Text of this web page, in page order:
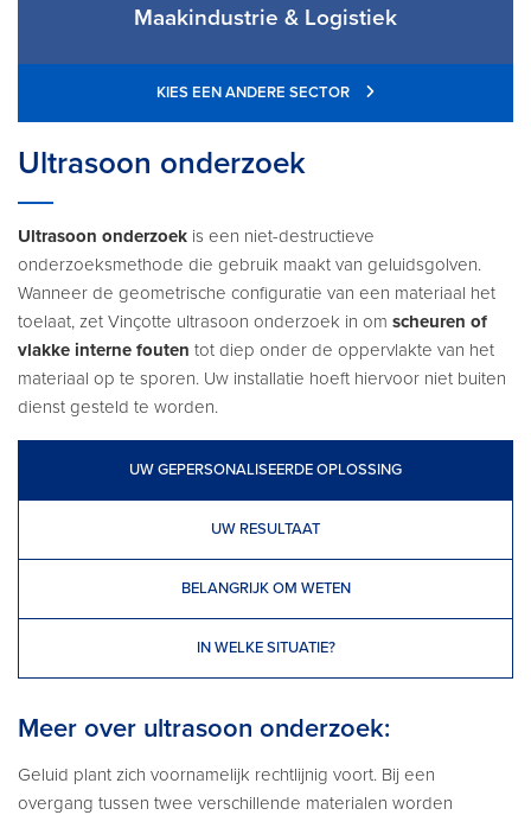
Maakindustrie & Logistiek
KIES EEN ANDERE SECTOR
Ultrasoon onderzoek
Ultrasoon onderzoek is een niet-destructieve
onderzoeksmethode die gebruik maakt van geluidsgolven.
Wanneer de geometrische configuratie van een materiaal het
toelaat, zet Vinçotte ultrasoon onderzoek in om scheuren of
vlakke interne fouten tot diep onder de oppervlakte van het
materiaal op te sporen. Uw installatie hoeft hiervoor niet buiten
dienst gesteld te worden.
UW GEPERSONALISEERDE OPLOSSING
UW RESULTAAT
BELANGRIJK OM WETEN
IN WELKE SITUATIE?
Meer over ultrasoon onderzoek:
Geluid plant zich voornamelijk rechtlijnig voort. Bij een
overgang tussen twee verschillende materialen worden